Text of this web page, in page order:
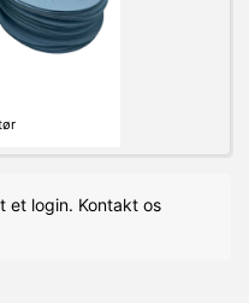
et login. Kontakt os